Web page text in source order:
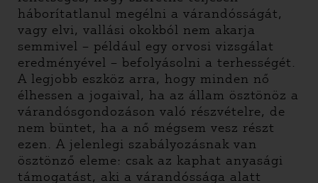
háborítatlanul megélni a várandósságát,
vagy elvi, vallási okokból nem akarja
semmivel – például egy orvosi vizsgálat
eredményével – befolyásolni a terhességét.
A legjobb eszköz arra, hogy minden nő
élhessen a jogaival, ha az állam ösztönöz a
várandósgondozáson való részvételre, de
nem büntet, ha a nő mégsem vesz részt
ezen. A jelenlegi szabályozásnak van
ösztönző eleme: csak az kaphat anyasági
támogatást, aki a várandóssága alatt